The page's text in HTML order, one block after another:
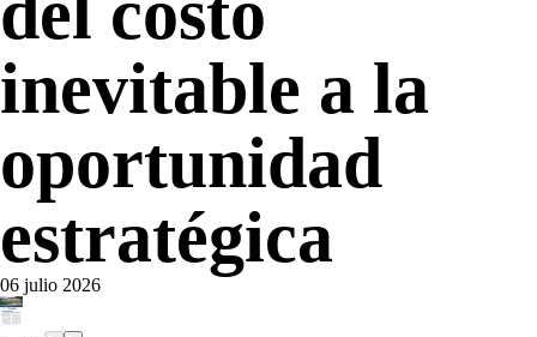
inevitable a la
oportunidad
estratégica
06 julio 2026